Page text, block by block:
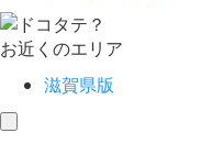
お近くのエリア
滋賀県版
toggle